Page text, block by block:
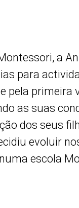
a
para
pela primeira
as suas
dos seus
evoluir
escola